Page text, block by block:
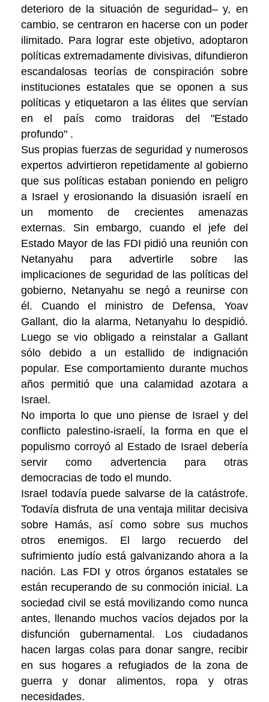
deterioro de la situación de seguridad– y, en
cambio, se centraron en hacerse con un poder
ilimitado. Para lograr este objetivo, adoptaron
políticas extremadamente divisivas, difundieron
escandalosas teorías de conspiración sobre
instituciones estatales que se oponen a sus
políticas y etiquetaron a las élites que servían
en el país como traidoras del "Estado
profundo" .
Sus propias fuerzas de seguridad y numerosos
expertos advirtieron repetidamente al gobierno
que sus políticas estaban poniendo en peligro
a Israel y erosionando la disuasión israelí en
un momento de crecientes amenazas
externas. Sin embargo, cuando el jefe del
Estado Mayor de las FDI pidió una reunión con
Netanyahu para advertirle sobre las
implicaciones de seguridad de las políticas del
gobierno, Netanyahu se negó a reunirse con
él. Cuando el ministro de Defensa, Yoav
Gallant, dio la alarma, Netanyahu lo despidió.
Luego se vio obligado a reinstalar a Gallant
sólo debido a un estallido de indignación
popular. Ese comportamiento durante muchos
años permitió que una calamidad azotara a
Israel.
No importa lo que uno piense de Israel y del
conflicto palestino-israelí, la forma en que el
populismo corroyó al Estado de Israel debería
servir como advertencia para otras
democracias de todo el mundo.
Israel todavía puede salvarse de la catástrofe.
Todavía disfruta de una ventaja militar decisiva
sobre Hamás, así como sobre sus muchos
otros enemigos. El largo recuerdo del
sufrimiento judío está galvanizando ahora a la
nación. Las FDI y otros órganos estatales se
están recuperando de su conmoción inicial. La
sociedad civil se está movilizando como nunca
antes, llenando muchos vacíos dejados por la
disfunción gubernamental. Los ciudadanos
hacen largas colas para donar sangre, recibir
en sus hogares a refugiados de la zona de
guerra y donar alimentos, ropa y otras
necesidades.